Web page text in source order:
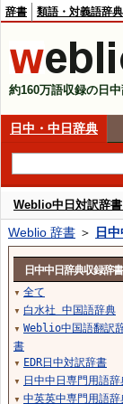
辞書 類語・対義語辞典
約160万語収録の日
日中・中日辞典
Weblio中日対訳辞
Weblio 辞書 ＞ 日
日中中日辞典収録辞書
▼ 全て
▼ 白水社 中国語辞典
▼ Weblio中国語翻訳
書
▼ EDR日中対訳辞書
▼ 日中中日専門用語辞
▼ 中英英中専門用語辞